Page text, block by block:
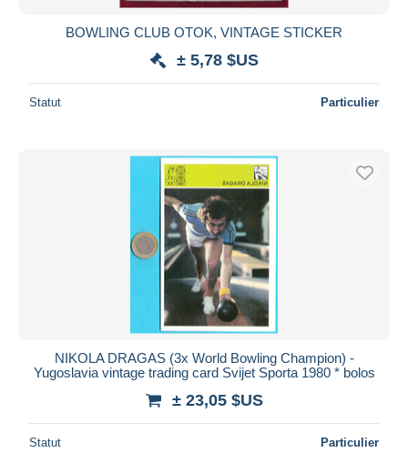
BOWLING CLUB OTOK, VINTAGE STICKER
± 5,78 $US
Statut Particulier
NIKOLA DRAGAS (3x World Bowling Champion) -
Yugoslavia vintage trading card Svijet Sporta 1980 * bolos
± 23,05 $US
Statut Particulier